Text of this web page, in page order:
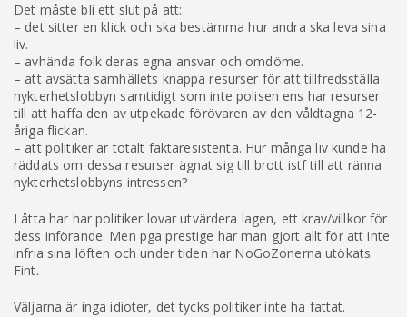
Det måste bli ett slut på att:
– det sitter en klick och ska bestämma hur andra ska leva sina
liv.
– avhända folk deras egna ansvar och omdöme.
– att avsätta samhällets knappa resurser för att tillfredsställa
nykterhetslobbyn samtidigt som inte polisen ens har resurser
till att haffa den av utpekade förövaren av den våldtagna 12-
åriga flickan.
– att politiker är totalt faktaresistenta. Hur många liv kunde ha
räddats om dessa resurser ägnat sig till brott istf till att ränna
nykterhetslobbyns intressen?
I åtta har har politiker lovar utvärdera lagen, ett krav/villkor för
dess införande. Men pga prestige har man gjort allt för att inte
infria sina löften och under tiden har NoGoZonerna utökats.
Fint.
Väljarna är inga idioter, det tycks politiker inte ha fattat.